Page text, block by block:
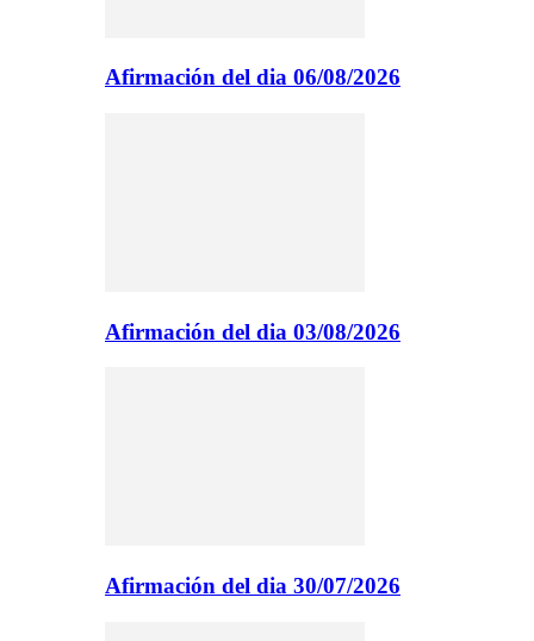
Afirmación del dia 06/08/2026
Afirmación del dia 03/08/2026
Afirmación del dia 30/07/2026